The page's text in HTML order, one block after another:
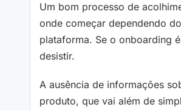
Um bom processo de
onde começar dependendo
plataforma. Se o onboarding
desistir.
A ausência de informações
produto, que vai além de